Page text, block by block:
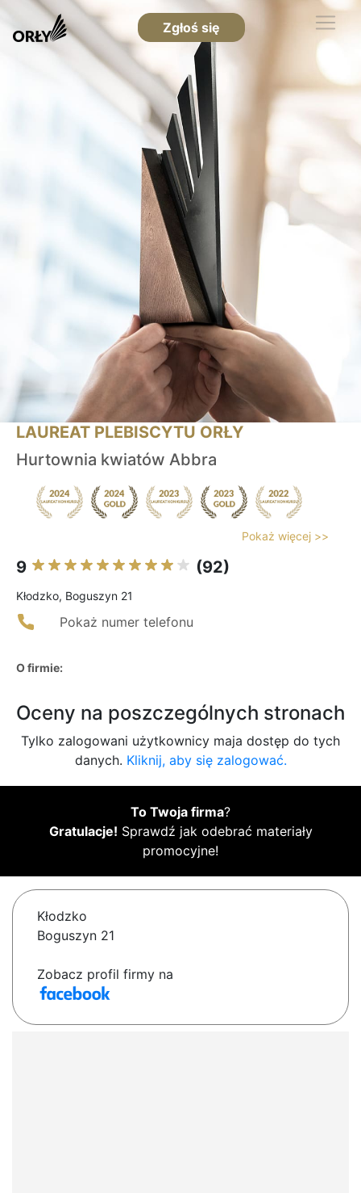
Zgłoś się
LAUREAT PLEBISCYTU ORŁY
Hurtownia kwiatów Abbra
Pokaż więcej >>
9 (92)
Kłodzko, Boguszyn 21
Pokaż numer telefonu
O firmie:
Oceny na poszczególnych stronach
Tylko zalogowani użytkownicy maja dostęp do tych
danych. Kliknij, aby się zalogować.
To Twoja firma?
Gratulacje! Sprawdź jak odebrać materiały
promocyjne!
Kłodzko
Boguszyn 21
Zobacz profil firmy na